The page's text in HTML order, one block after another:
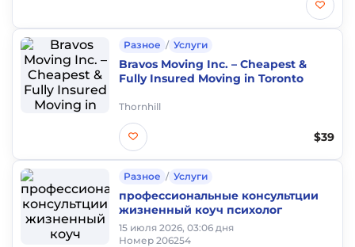
Разное / Услуги
Bravos Moving Inc. – Cheapest &
Fully Insured Moving in Toronto
Thornhill
$39
Разное / Услуги
профессиональные консультции
жизненный коуч психолог
15 июля 2026, 03:06 дня
Номер 206254